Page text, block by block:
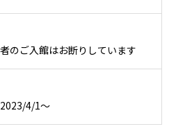
のご入館はお断りしています
2023/4/1～